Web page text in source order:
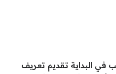
في البداية تقديم تعريف